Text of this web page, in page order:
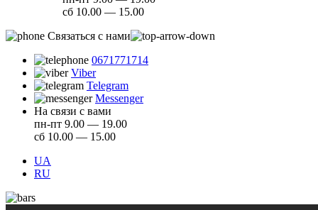
сб 10.00 — 15.00
Связаться с нами
0671771714
Viber
Telegram
Messenger
На связи с вами
пн-пт 9.00 — 19.00
сб 10.00 — 15.00
UA
RU